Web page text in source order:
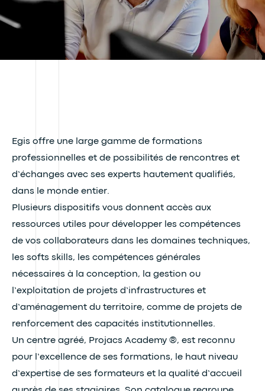
Egis offre une large gamme de formations
professionnelles et de possibilités de rencontres et
d’échanges avec ses experts hautement qualifiés,
dans le monde entier.
Plusieurs dispositifs vous donnent accès aux
ressources utiles pour développer les compétences
de vos collaborateurs dans les domaines techniques,
les softs skills, les compétences générales
nécessaires à la conception, la gestion ou
l’exploitation de projets d’infrastructures et
d’aménagement du territoire, comme de projets de
renforcement des capacités institutionnelles.
Un centre agréé, Projacs Academy ®, est reconnu
pour l’excellence de ses formations, le haut niveau
d’expertise de ses formateurs et la qualité d’accueil